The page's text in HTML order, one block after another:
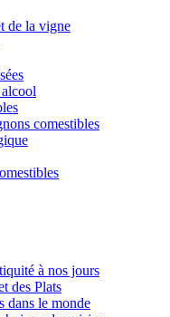
de la vigne
comestibles
à nos jours
des Plats
dans le monde